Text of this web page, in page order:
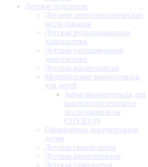
Детское отделение
Детские рентгенологические
исследования
Детская функциональная
диагностика
Детская ультразвуковая
диагностика
Детская косметология
Медицинские манипуляции
для детей
Забор биоматериала для
бактериологического
исследования на
COVID-19
Оформление документации
детям
Детская гинекология
Детская физиотерапия
Детская гомеопатия